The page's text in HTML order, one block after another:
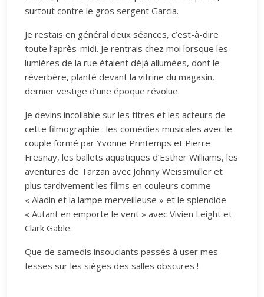
surtout contre le gros sergent Garcia.
Je restais en général deux séances, c’est-à-dire
toute l’après-midi. Je rentrais chez moi lorsque les
lumières de la rue étaient déjà allumées, dont le
réverbère, planté devant la vitrine du magasin,
dernier vestige d’une époque révolue.
Je devins incollable sur les titres et les acteurs de
cette filmographie : les comédies musicales avec le
couple formé par Yvonne Printemps et Pierre
Fresnay, les ballets aquatiques d’Esther Williams, les
aventures de Tarzan avec Johnny Weissmuller et
plus tardivement les films en couleurs comme
« Aladin et la lampe merveilleuse » et le splendide
« Autant en emporte le vent » avec Vivien Leight et
Clark Gable.
Que de samedis insouciants passés à user mes
fesses sur les sièges des salles obscures !